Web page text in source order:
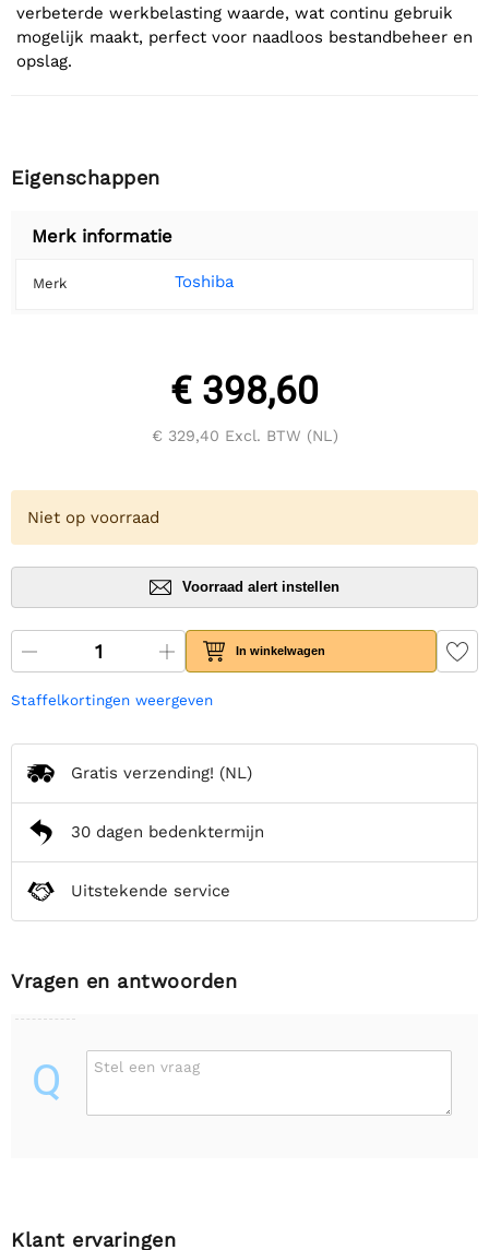
verbeterde werkbelasting waarde, wat continu gebruik
mogelijk maakt, perfect voor naadloos bestandbeheer en
opslag.
Eigenschappen
Merk informatie
Merk Toshiba
€ 398,60
€ 329,40 Excl. BTW (NL)
Niet op voorraad
Voorraad alert instellen
In winkelwagen
Staffelkortingen weergeven
Gratis verzending! (NL)
30 dagen bedenktermijn
Uitstekende service
Vragen en antwoorden
Q Stel een vraag
Klant ervaringen